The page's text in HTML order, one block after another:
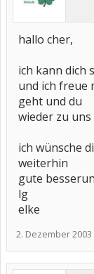
hallo cher,
ich kann dich
und ich freue
geht und du
wieder zu
ich wünsche
weiterhin
gute
lg
elke
2. Dezember 2003